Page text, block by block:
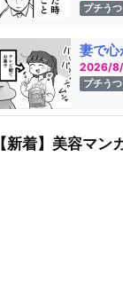
プチうつ
妻で
2026/8/
プチうつ
【新着】美容マン